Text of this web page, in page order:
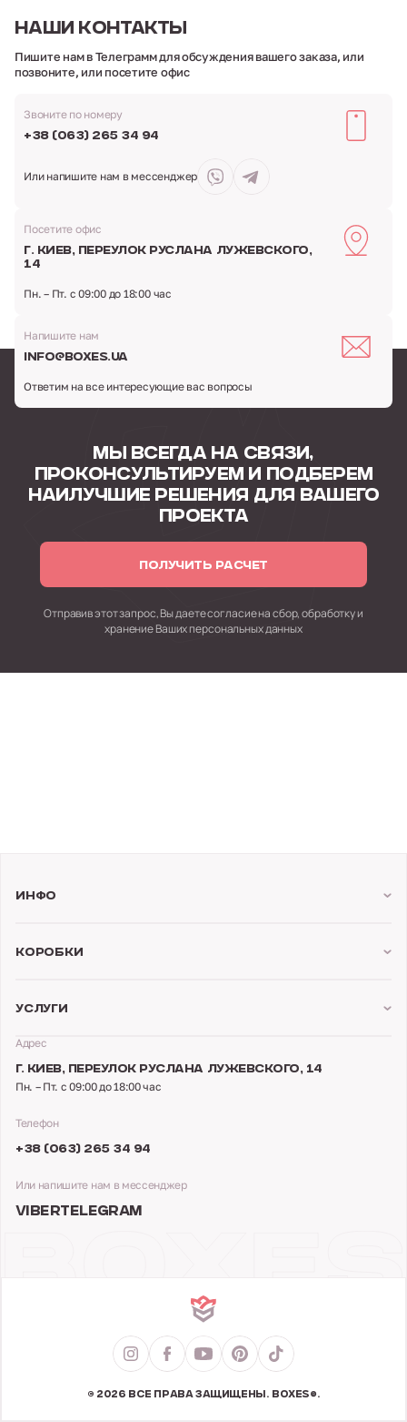
НАШИ КОНТАКТЫ
Пишите нам в Телеграмм для обсуждения вашего заказа, или
позвоните, или посетите офис
Звоните по номеру
+38 (063) 265 34 94
Или напишите нам в мессенджер
Посетите офис
г. Киев,переулок Руслана Лужевского,
14
Пн. – Пт. с 09:00 до 18:00 час
Напишите нам
info@boxes.ua
Ответим на все интересующие вас вопросы
МЫ ВСЕГДА НА СВЯЗИ,
ПРОКОНСУЛЬТИРУЕМ
И ПОДБЕРЕМ
НАИЛУЧШИЕ РЕШЕНИЯ ДЛЯ ВАШЕГО
ПРОЕКТА
ПОЛУЧИТЬ РАСЧЕТ
Отправив этот запрос, Вы даете согласие на сбор,обработку и
хранение Ваших персональных данных
Адрес
Г. КИЕВ,ПЕРЕУЛОК РУСЛАНА ЛУЖЕВСКОГО, 14
Пн. – Пт. с 09:00 до 18:00 час
Телефон
+38 (063) 265 34 94
Или напишите нам в мессенджер
VIBERTELEGRAM
Инфо
Коробки
Услуги
© 2026 ВСЕ ПРАВА ЗАЩИЩЕНЫ. BOXES®.